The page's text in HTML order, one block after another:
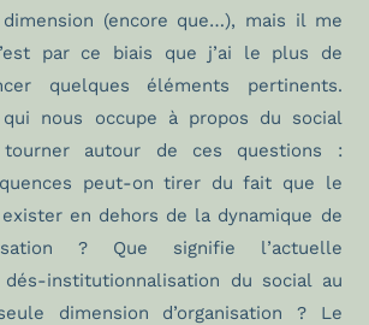
(encore que…), mais il me
par ce biais que j’ai le plus de
quelques éléments pertinents.
qui nous occupe à propos du social
autour de ces questions :
peut-on tirer du fait que le
en dehors de la dynamique de
? Que signifie l’actuelle
institutionnalisation du social au
dimension d’organisation ? Le